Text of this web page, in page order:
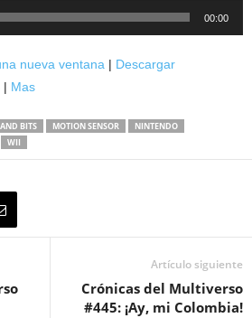
00:00
nueva ventana | Descargar
| Mas
BITS MOTION SENSOR
NINTENDO
WII
Artículo siguiente
Crónicas del Multiverso
#445: ¡Ay, mi Colombia!